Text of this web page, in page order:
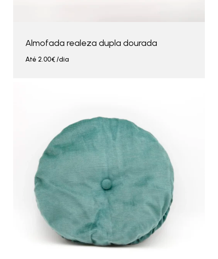
Almofada realeza dupla dourada
Até 2.00€/dia